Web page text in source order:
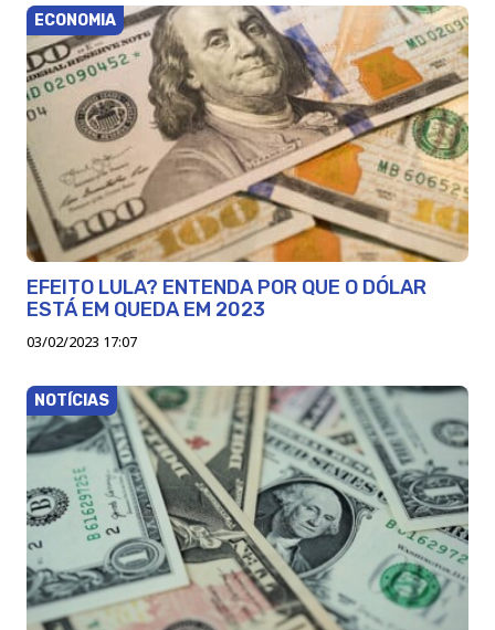
ECONOMIA
EFEITO LULA? ENTENDA POR QUE O DÓLAR
ESTÁ EM QUEDA EM 2023
03/02/2023 17:07
NOTÍCIAS